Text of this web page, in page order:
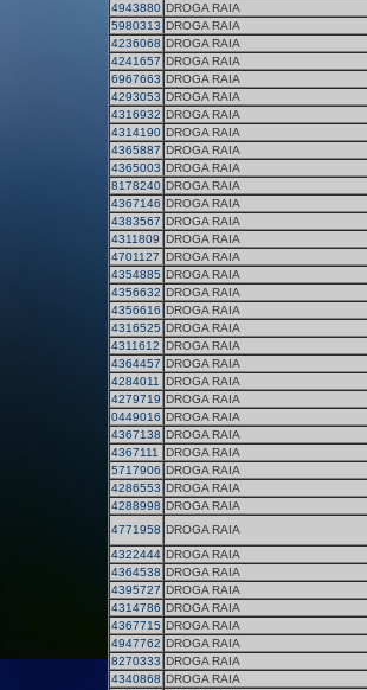
4943880 DROGA RAIA
5980313 DROGA RAIA
4236068 DROGA RAIA
4241657 DROGA RAIA
6967663 DROGA RAIA
4293053 DROGA RAIA
4316932 DROGA RAIA
4314190 DROGA RAIA
4365887 DROGA RAIA
4365003 DROGA RAIA
8178240 DROGA RAIA
4367146 DROGA RAIA
4383567 DROGA RAIA
4311809 DROGA RAIA
4701127 DROGA RAIA
4354885 DROGA RAIA
4356632 DROGA RAIA
4356616 DROGA RAIA
4316525 DROGA RAIA
4311612 DROGA RAIA
4364457 DROGA RAIA
4284011
DROGA RAIA
4279719 DROGA RAIA
0449016 DROGA RAIA
4367138 DROGA RAIA
4367111
DROGA RAIA
5717906 DROGA RAIA
4286553 DROGA RAIA
4288998 DROGA RAIA
4771958 DROGA RAIA
4322444 DROGA RAIA
4364538 DROGA RAIA
4395727 DROGA RAIA
4314786 DROGA RAIA
4367715 DROGA RAIA
4947762 DROGA RAIA
8270333 DROGA RAIA
4340868 DROGA RAIA